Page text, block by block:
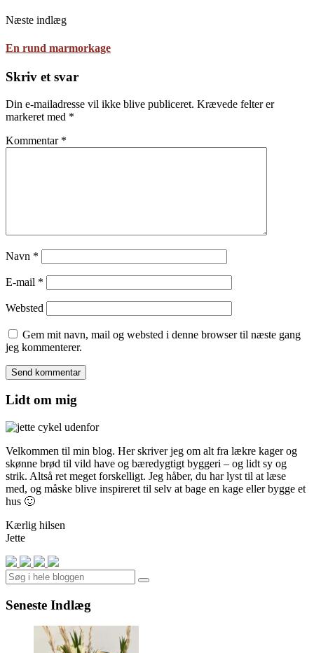
Næste indlæg
En rund marmorkage
Skriv et svar
Din e-mailadresse vil ikke blive publiceret. Krævede felter er
markeret med *
Kommentar *
Navn *
E-mail *
Websted
Gem mit navn, mail og websted i denne browser til næste gang
jeg kommenterer.
Lidt om mig
Velkommen til min blog. Her skriver jeg om alt fra lækre kager og
skønne brød til vild have og bæredygtigt byggeri – og lidt sy og
strik. Altså ret meget forskelligt. Jeg håber, du har lyst til at læse
med, og måske blive inspireret til selv at bage en kage eller bygge et
hus 🙂
Kærlig hilsen
Jette
Search
Seneste Indlæg